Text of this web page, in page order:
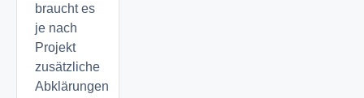
braucht es
je nach
Projekt
zusätzliche
Abklärungen